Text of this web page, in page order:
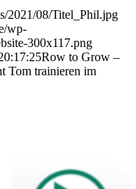
2021/08/Titel_Phil.jpg
wp-
300x117.png
Row to Grow –
Tom trainieren im